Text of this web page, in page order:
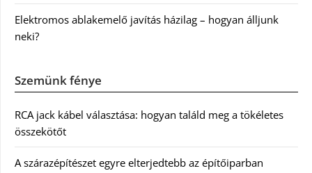
Elektromos ablakemelő javítás házilag – hogyan álljunk
neki?
Szemünk fénye
RCA jack kábel választása: hogyan találd meg a tökéletes
összekötőt
A szárazépítészet egyre elterjedtebb az építőiparban